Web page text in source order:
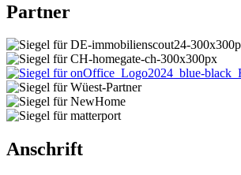
Partner
Anschrift